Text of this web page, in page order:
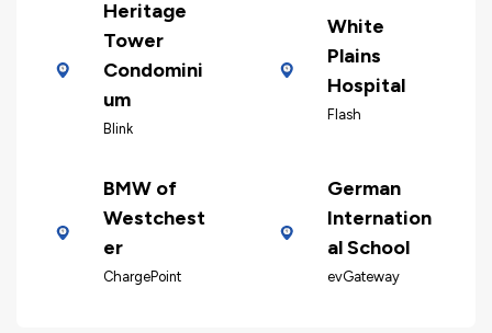
Heritage
Tower
Condomini
um
Blink
White
Plains
Hospital
Flash
BMW of
Westchest
er
ChargePoint
German
Internation
al School
evGateway